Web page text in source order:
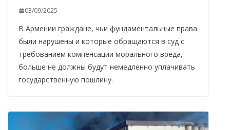
03/09/2025
В Армении граждане, чьи фундаментальные права
были нарушены и которые обращаются в суд с
требованием компенсации морального вреда,
больше не должны будут немедленно уплачивать
государственную пошлину.